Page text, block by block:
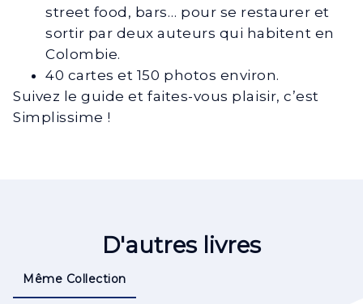
street food, bars… pour se restaurer et
sortir par deux auteurs qui habitent en
Colombie.
40 cartes et 150 photos environ.
Suivez le guide et faites-vous plaisir, c’est
Simplissime !
D'autres livres
Même Collection